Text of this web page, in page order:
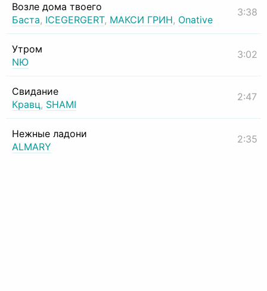
Возле дома твоего
Баста, ICEGERGERT, МАКСИ ГРИН, Onative
3:38
Утром
NЮ
3:02
Свидание
Кравц, SHAMI
2:47
Нежные ладони
ALMARY
2:35